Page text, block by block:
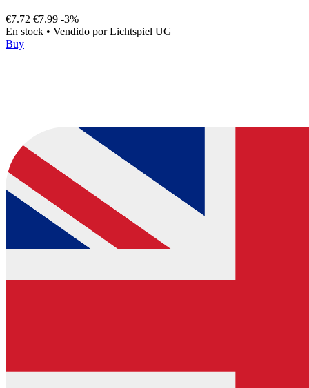
€7.72 €7.99 -3%
En stock • Vendido porLichtspiel UG
Buy